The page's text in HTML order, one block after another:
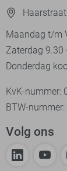
Maandag t/m
Zaterdag 9.30
Donderdag
KvK-nummer:
BTW-
Volg ons